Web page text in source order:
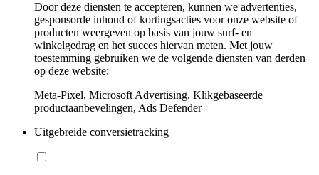
Door deze diensten te accepteren, kunnen we advertenties,
gesponsorde inhoud of kortingsacties voor onze website of
producten weergeven op basis van jouw surf- en
winkelgedrag en het succes hiervan meten. Met jouw
toestemming gebruiken we de volgende diensten van derden
op deze website:
Meta-Pixel, Microsoft Advertising, Klikgebaseerde
productaanbevelingen, Ads Defender
Uitgebreide conversietracking